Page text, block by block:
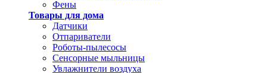
Фены
Товары для дома
Датчики
Отпариватели
Роботы-пылесосы
Сенсорные мыльницы
Увлажнители воздуха